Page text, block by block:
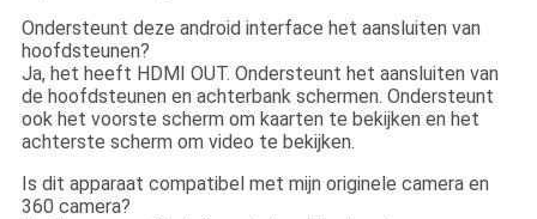
Ondersteunt deze android interface het aansluiten van
hoofdsteunen?
Ja, het heeft HDMI OUT. Ondersteunt het aansluiten van
de hoofdsteunen en achterbank schermen. Ondersteunt
ook het voorste scherm om kaarten te bekijken en het
achterste scherm om video te bekijken.
Is dit apparaat compatibel met mijn originele camera en
360 camera?